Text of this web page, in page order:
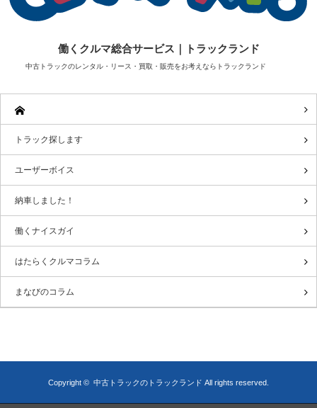
働くクルマ総合サービス｜トラックランド
中古トラックのレンタル・リース・買取・販売をお考えならトラックランド
トラック探します
ユーザーボイス
納車しました！
働くナイスガイ
はたらくクルマコラム
まなびのコラム
Copyright © 中古トラックのトラックランド All rights reserved.